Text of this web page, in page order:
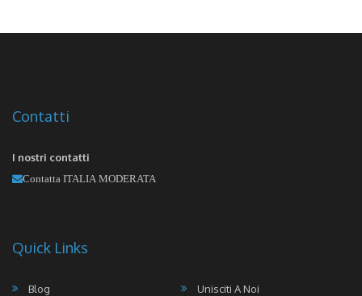
Contatti
I nostri contatti
Contatta ITALIA MODERATA
Quick Links
Blog Unisciti A Noi